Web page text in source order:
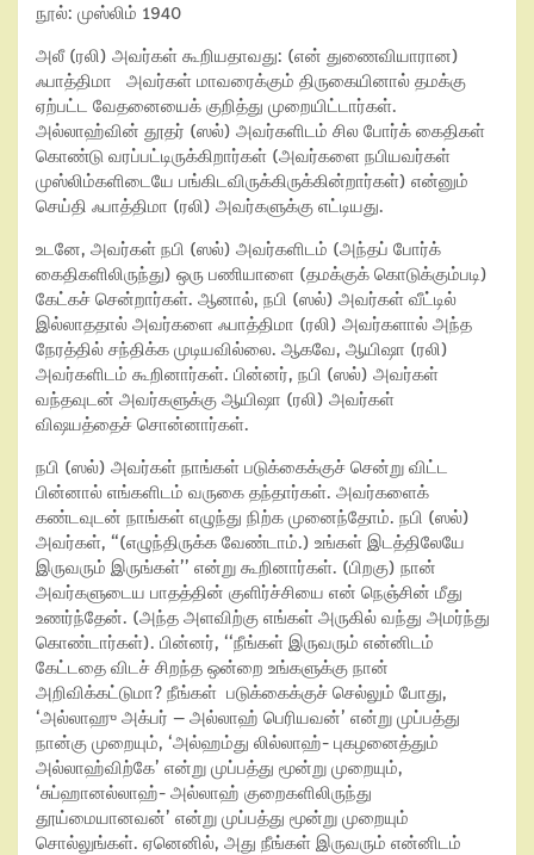
நூல்: முஸ்லிம் 1940
அலீ (ரலி) அவர்கள் கூறியதாவது: (என் துணைவியாரான)
ஃபாத்திமா அவர்கள் மாவரைக்கும் திருகையினால் தமக்கு
ஏற்பட்ட வேதனையைக் குறித்து முறையிட்டார்கள்.
அல்லாஹ்வின் தூதர் (ஸல்) அவர்களிடம் சில போர்க் கைதிகள்
கொண்டு வரப்பட்டிருக்கிறார்கள் (அவர்களை நபியவர்கள்
முஸ்லிம்களிடையே பங்கிடவிருக்கிருக்கின்றார்கள்) என்னும்
செய்தி ஃபாத்திமா (ரலி) அவர்களுக்கு எட்டியது.
உடனே, அவர்கள் நபி (ஸல்) அவர்களிடம் (அந்தப் போர்க்
கைதிகளிலிருந்து) ஒரு பணியாளை (தமக்குக் கொடுக்கும்படி)
கேட்கச் சென்றார்கள். ஆனால், நபி (ஸல்) அவர்கள் வீட்டில்
இல்லாததால் அவர்களை ஃபாத்திமா (ரலி) அவர்களால் அந்த
நேரத்தில் சந்திக்க முடியவில்லை. ஆகவே, ஆயிஷா (ரலி)
அவர்களிடம் கூறினார்கள். பின்னர், நபி (ஸல்) அவர்கள்
வந்தவுடன் அவர்களுக்கு ஆயிஷா (ரலி) அவர்கள்
விஷயத்தைச் சொன்னார்கள்.
நபி (ஸல்) அவர்கள் நாங்கள் படுக்கைக்குச் சென்று விட்ட
பின்னால் எங்களிடம் வருகை தந்தார்கள். அவர்களைக்
கண்டவுடன் நாங்கள் எழுந்து நிற்க முனைந்தோம். நபி (ஸல்)
அவர்கள், “(எழுந்திருக்க வேண்டாம்.) உங்கள் இடத்திலேயே
இருவரும் இருங்கள்’’ என்று கூறினார்கள். (பிறகு) நான்
அவர்களுடைய பாதத்தின் குளிர்ச்சியை என் நெஞ்சின் மீது
உணர்ந்தேன். (அந்த அளவிற்கு எங்கள் அருகில் வந்து அமர்ந்து
கொண்டார்கள்). பின்னர், ‘‘நீங்கள் இருவரும் என்னிடம்
கேட்டதை விடச் சிறந்த ஒன்றை உங்களுக்கு நான்
அறிவிக்கட்டுமா? நீங்கள் படுக்கைக்குச் செல்லும் போது,
‘அல்லாஹு அக்பர் – அல்லாஹ் பெரியவன்’ என்று முப்பத்து
நான்கு முறையும், ‘அல்ஹம்து லில்லாஹ்- புகழனைத்தும்
அல்லாஹ்விற்கே’ என்று முப்பத்து மூன்று முறையும்,
‘சுப்ஹானல்லாஹ்- அல்லாஹ் குறைகளிலிருந்து
தூய்மையானவன்’ என்று முப்பத்து மூன்று முறையும்
சொல்லுங்கள். ஏனெனில், அது நீங்கள் இருவரும் என்னிடம்